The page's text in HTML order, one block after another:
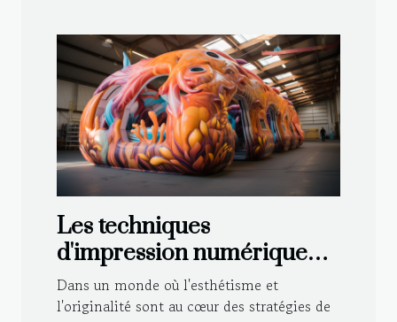
Les techniques
d'impression numérique
sur structures gonflables
pour un rendu de haute
Dans un monde où l'esthétisme et
l'originalité sont au cœur des stratégies de